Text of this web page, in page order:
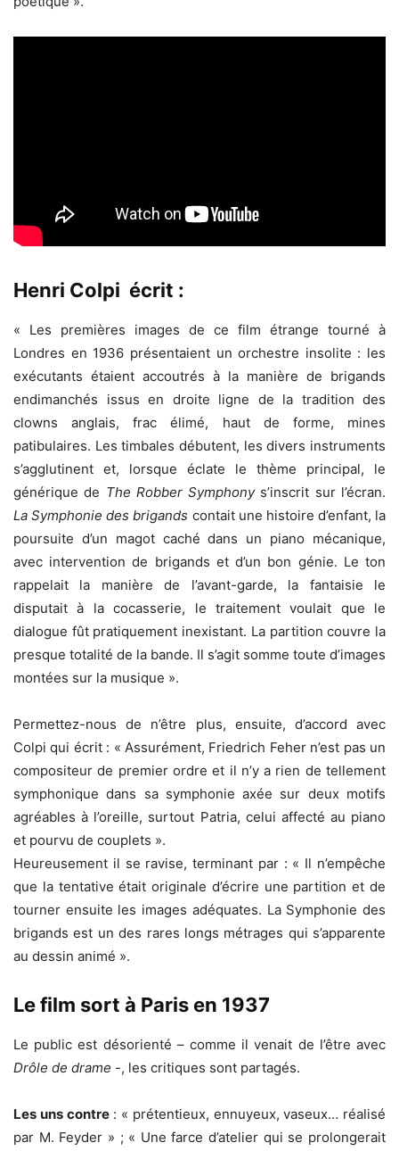
Henri Colpi écrit :
« Les premières images de ce film étrange tourné à
Londres en 1936 présentaient un orchestre insolite : les
exécutants étaient accoutrés à la manière de brigands
endimanchés issus en droite ligne de la tradition des
clowns anglais, frac élimé, haut de forme, mines
patibulaires. Les timbales débutent, les divers instruments
s’agglutinent et, lorsque éclate le thème principal, le
générique de The Robber Symphonys’inscrit sur l’écran.
La Symphonie des brigands contait une histoire d’enfant, la
poursuite d’un magot caché dans un piano mécanique,
avec intervention de brigands et d’un bon génie. Le ton
rappelait la manière de l’avant-garde, la fantaisie le
disputait à la cocasserie, le traitement voulait que le
dialogue fût pratiquement inexistant. La partition couvre la
presque totalité de la bande. Il s’agit somme toute d’images
montées sur la musique ».
Permettez-nous de n’être plus, ensuite, d’accord avec
Colpi qui écrit : « Assurément, Friedrich Feher n’est pas un
compositeur de premier ordre et il n’y a rien de tellement
symphonique dans sa symphonie axée sur deux motifs
agréables à l’oreille, surtout Patria, celui affecté au piano
et pourvu de couplets ».
Heureusement il se ravise, terminant par : « Il n’empêche
que la tentative était originale d’écrire une partition et de
tourner ensuite les images adéquates. La Symphonie des
brigands est un des rares longs métrages qui s’apparente
au dessin animé ».
Le film sort à Paris en 1937
Le public est désorienté – comme il venait de l’être avec
Drôle de drame -, les critiques sont partagés.
Les uns contre: « prétentieux, ennuyeux, vaseux… réalisé
par M. Feyder » ; « Une farce d’atelier qui se prolongerait